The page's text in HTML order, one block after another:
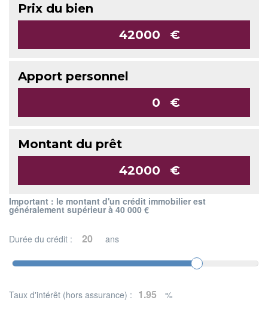
Prix du bien
€
Apport personnel
€
Montant du prêt
€
Important : le montant d'un crédit immobilier est
généralement supérieur à 40 000 €
Durée du crédit : ans
Taux d'intérêt (hors assurance) : %